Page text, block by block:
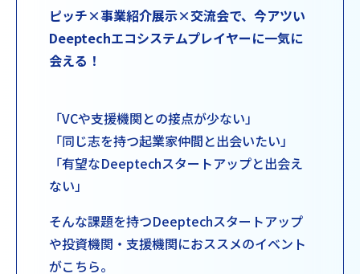
ピッチ×事業紹介展示×交流会で、今アツい
Deeptechエコシステムプレイヤーに一気に
会える！
「VCや支援機関との接点が少ない」
「同じ志を持つ起業家仲間と出会いたい」
「有望なDeeptechスタートアップと出会え
ない」
そんな課題を持つDeeptechスタートアップ
や投資機関・支援機関におススメのイベント
がこちら。